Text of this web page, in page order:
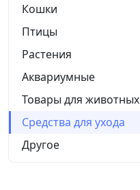
Кошки
Птицы
Растения
Аквариумные
Товары для животных
Средства для ухода
Другое